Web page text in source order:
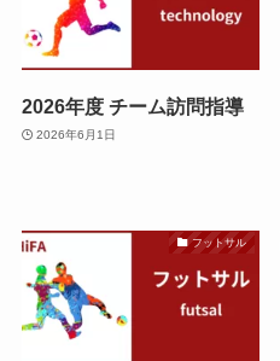
2026年度 チーム訪問指導
2026年6月1日
フットサル